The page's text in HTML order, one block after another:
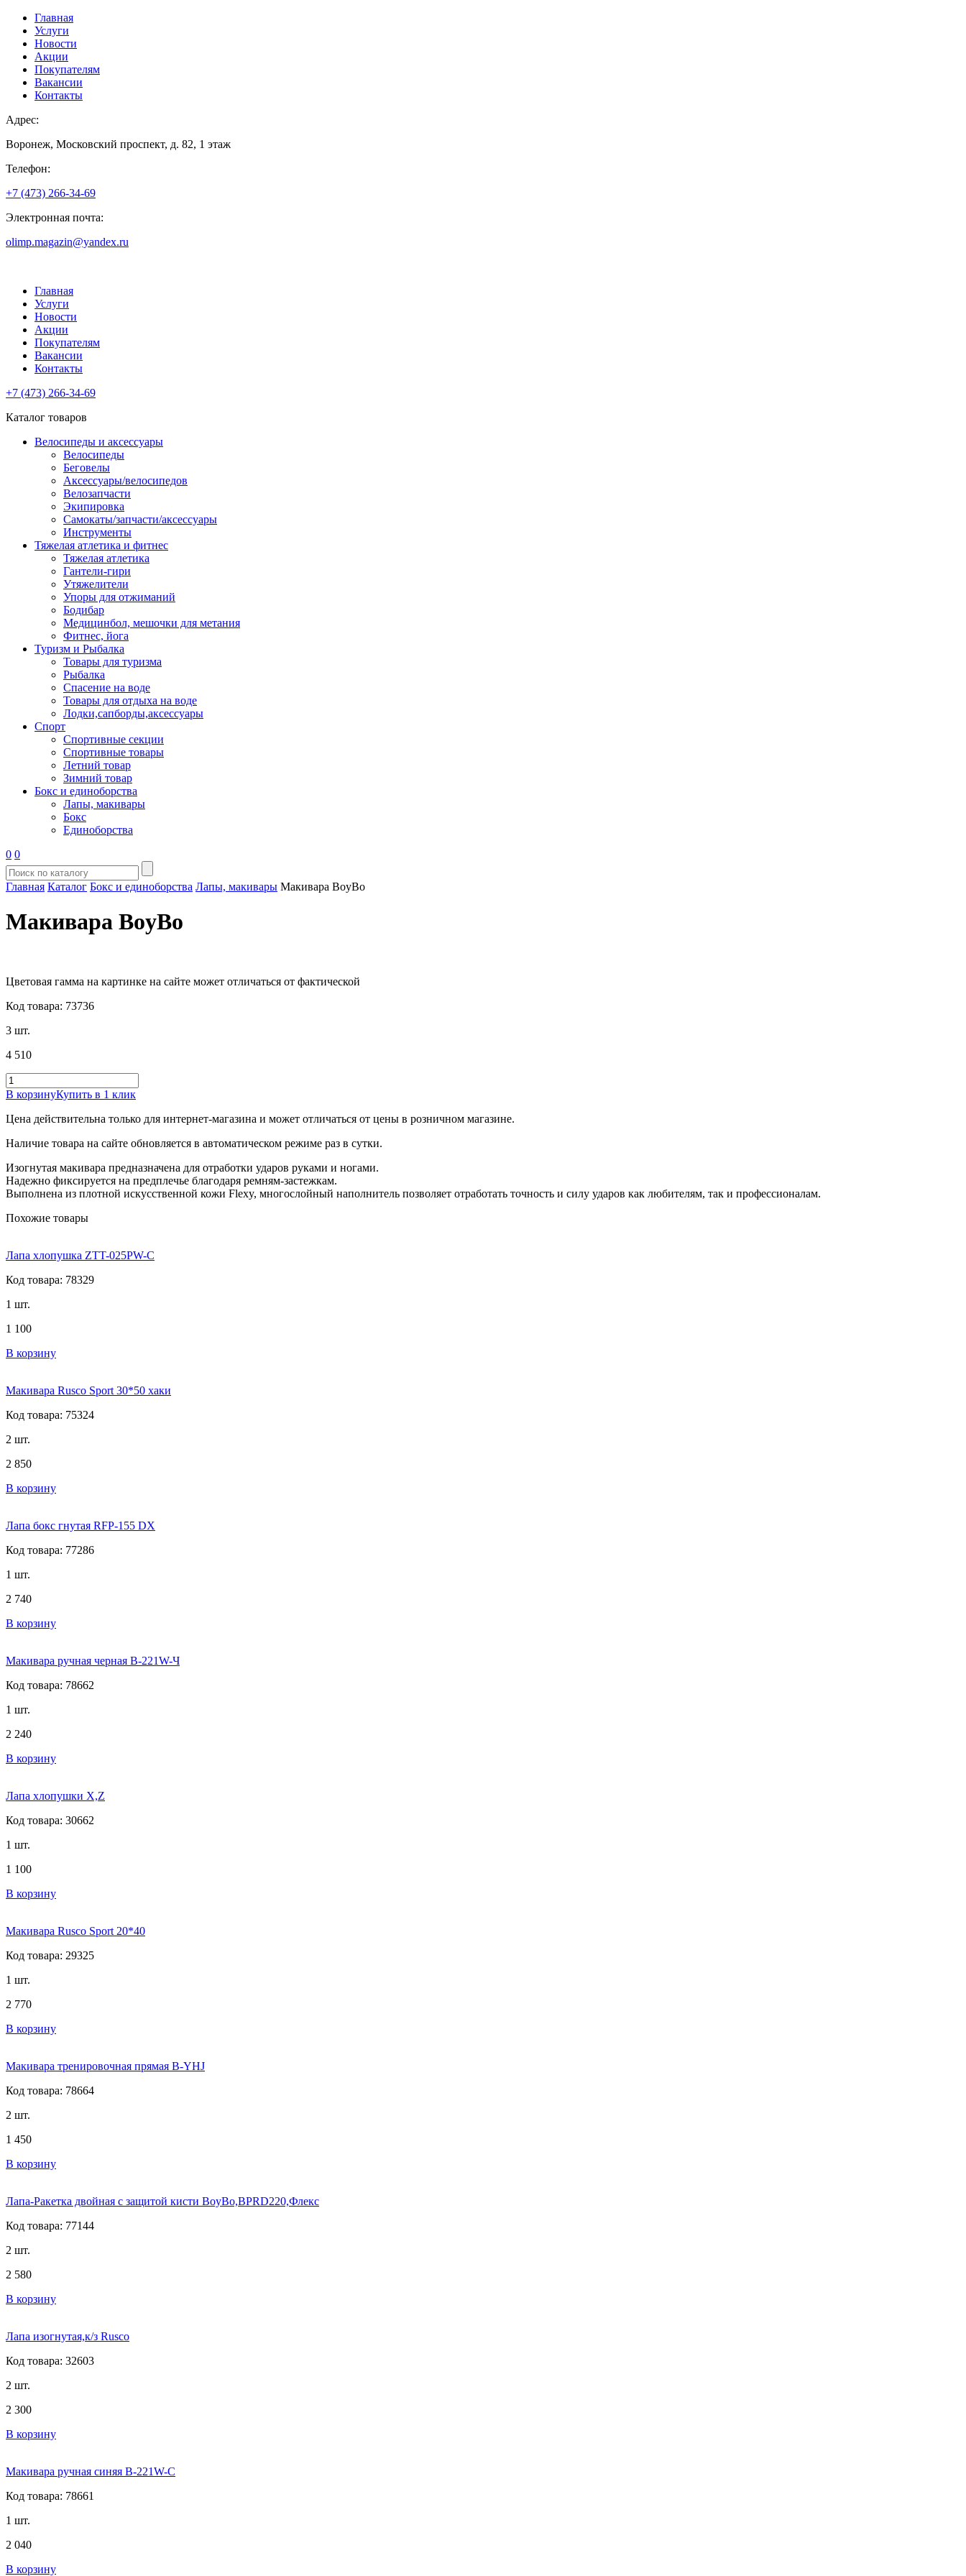
Главная
Услуги
Новости
Акции
Покупателям
Вакансии
Контакты
Адрес:
Воронеж, Московский проспект, д. 82, 1 этаж
Телефон:
+7 (473) 266-34-69
Электронная почта:
olimp.magazin@yandex.ru
Главная
Услуги
Новости
Акции
Покупателям
Вакансии
Контакты
+7 (473) 266-34-69
Каталог товаров
Велосипеды и аксессуары
Велосипеды
Беговелы
Аксессуары/велосипедов
Велозапчасти
Экипировка
Самокаты/запчасти/аксессуары
Инструменты
Тяжелая атлетика и фитнес
Тяжелая атлетика
Гантели-гири
Утяжелители
Упоры для отжиманий
Бодибар
Медицинбол, мешочки для метания
Фитнес, йога
Туризм и Рыбалка
Товары для туризма
Рыбалка
Спасение на воде
Товары для отдыха на воде
Лодки,сапборды,аксессуары
Спорт
Спортивные секции
Спортивные товары
Летний товар
Зимний товар
Бокс и единоборства
Лапы, макивары
Бокс
Единоборства
0 0
Главная Каталог Бокс и единоборства Лапы, макивары Макивара BoyBo
Макивара BoyBo
Цветовая гамма на картинке на сайте может отличаться от фактической
Код товара: 73736
3 шт.
4 510
В корзинуКупить в 1 клик
Цена действительна только для интернет-магазина и может отличаться от цены в розничном магазине.
Наличие товара на сайте обновляется в автоматическом режиме раз в сутки.
Изогнутая макивара предназначена для отработки ударов руками и ногами.
Надежно фиксируется на предплечье благодаря ремням-застежкам.
Выполнена из плотной искусственной кожи Flexy, многослойный наполнитель позволяет отработать точность и силу ударов как любителям, так и профессионалам.
Похожие товары
Лапа хлопушка ZTT-025PW-C
Код товара: 78329
1 шт.
1 100
В корзину
Макивара Rusco Sport 30*50 хаки
Код товара: 75324
2 шт.
2 850
В корзину
Лапа бокс гнутая RFP-155 DX
Код товара: 77286
1 шт.
2 740
В корзину
Макивара ручная черная B-221W-Ч
Код товара: 78662
1 шт.
2 240
В корзину
Лапа хлопушки X,Z
Код товара: 30662
1 шт.
1 100
В корзину
Макивара Rusco Sport 20*40
Код товара: 29325
1 шт.
2 770
В корзину
Макивара тренировочная прямая B-YHJ
Код товара: 78664
2 шт.
1 450
В корзину
Лапа-Ракетка двойная с защитой кисти BoyBo,BPRD220,Флекс
Код товара: 77144
2 шт.
2 580
В корзину
Лапа изогнутая,к/з Rusco
Код товара: 32603
2 шт.
2 300
В корзину
Макивара ручная синяя B-221W-С
Код товара: 78661
1 шт.
2 040
В корзину